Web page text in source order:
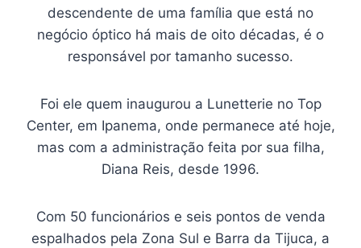
descendente de uma família que está no
negócio óptico há mais de oito décadas, é o
responsável por tamanho sucesso.
Foi ele quem inaugurou a Lunetterie no Top
Center, em Ipanema, onde permanece até hoje,
mas com a administração feita por sua filha,
Diana Reis, desde 1996.
Com 50 funcionários e seis pontos de venda
espalhados pela Zona Sul e Barra da Tijuca, a